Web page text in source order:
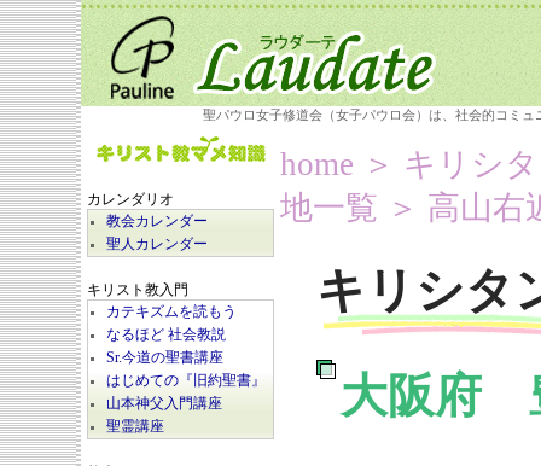
聖パウロ女子修道会（女子パウロ会）は、社会的コミ
カレンダリオ
教会カレンダー
聖人カレンダー
キリスト教入門
カテキズムを読もう
なるほど 社会教説
Sr.今道の聖書講座
はじめての『旧約聖書』
山本神父入門講座
聖霊講座
home ＞ キリシ
地一覧 ＞ 高山右
キリシタ
大阪府